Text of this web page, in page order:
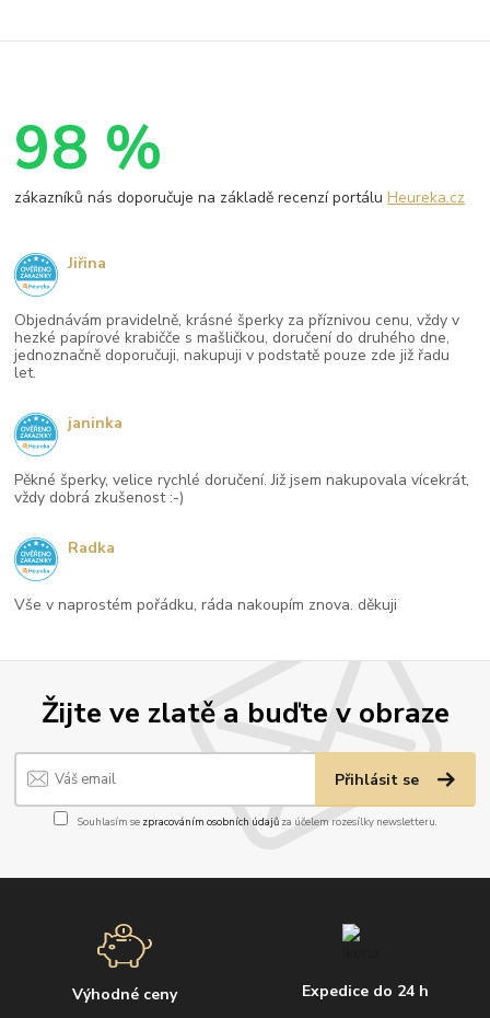
Žijte ve zlatě a buďte v obraze
Přihlásit se
Souhlasím se zpracováním osobních údajůza účelem rozesílky newsletteru.
Výhodné ceny Expedice do 24 h
98 %
zákazníků nás doporučuje na základě recenzí portáluHeureka.cz
Objednávám pravidelně, krásné šperky za příznivou cenu, vždy v
hezké papírové krabičče s mašličkou, doručení do druhého dne,
jednoznačně doporučuji, nakupuji v podstatě pouze zde již řadu
let.
Jiřina
Pěkné šperky, velice rychlé doručení. Již jsem nakupovala vícekrát,
vždy dobrá zkušenost :-)
janinka
Vše v naprostém pořádku, ráda nakoupím znova. děkuji
Radka